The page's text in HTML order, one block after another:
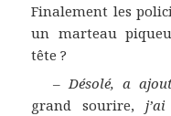
Finalement les
un marteau
tête ?
–Désolé, a
grand sourire,